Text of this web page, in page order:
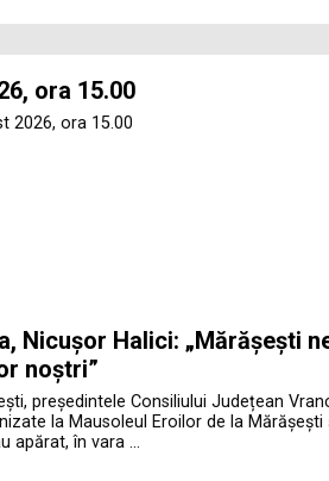
ora 15.00
2026, ora 15.00
Nicușor Halici: „Mărășești
noștri”
președintele Consiliului Județean
la Mausoleul Eroilor de la Mărășești
apărat, în vara …